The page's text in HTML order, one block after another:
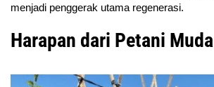
menjadi penggerak utama regenerasi.
Harapan dari Petani Muda